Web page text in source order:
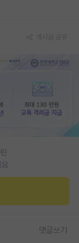
댓글쓰기